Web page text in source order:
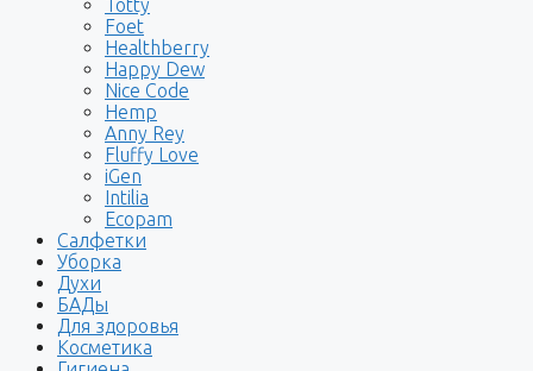
Totty
Foet
Healthberry
Happy Dew
Nice Code
Hemp
Anny Rey
Fluffy Love
iGen
Intilia
Ecopam
Салфетки
Уборка
Духи
БАДы
Для здоровья
Косметика